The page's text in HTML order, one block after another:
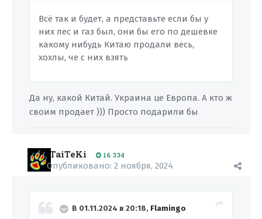
Всё так и будет, а представьте если бы у
них лес и газ был, они бы его по дешевке
какому нибудь Китаю продали весь,
хохлы, че с них взять
Да ну, какой Китай. Украина це Европа. А кто ж
своим продает ))) Просто подарили бы
TaiTeKi 16 334
Опубликовано: 2 ноября, 2024
В 01.11.2024 в 20:18, Flamingo